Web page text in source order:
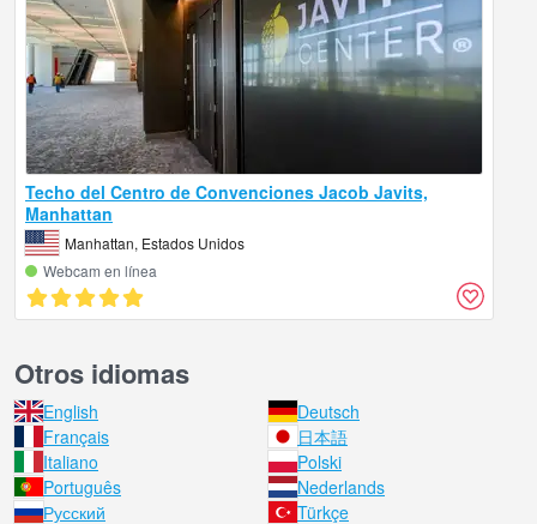
Techo del Centro de Convenciones Jacob Javits,
Manhattan
Manhattan, Estados Unidos
Webcam en línea
Otros idiomas
English
Deutsch
Français
日本語
Italiano
Polski
Português
Nederlands
Русский
Türkçe